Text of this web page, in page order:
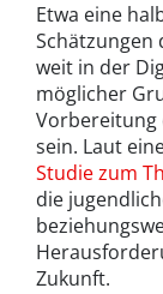
Etwa eine
Schätzungen
weit in der
möglicher
Vorbereitung
sein. Laut
Studie zum
die
Zukunft.